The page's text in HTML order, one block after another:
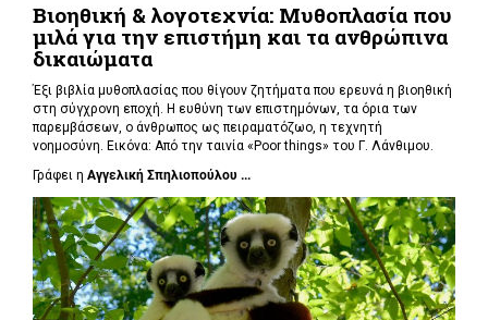
Βιοηθική & λογοτεχνία: Μυθοπλασία που
μιλά για την επιστήμη και τα ανθρώπινα
δικαιώματα
Έξι βιβλία μυθοπλασίας που θίγουν ζητήματα που ερευνά η βιοηθική
στη σύγχρονη εποχή. Η ευθύνη των επιστημόνων, τα όρια των
παρεμβάσεων, ο άνθρωπος ως πειραματόζωο, η τεχνητή
νοημοσύνη. Εικόνα: Από την ταινία «Poor things» του Γ. Λάνθιμου.
Γράφει η Αγγελική Σπηλιοπούλου ...